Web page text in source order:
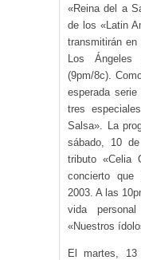
«Reina del a
de los «Latin
transmitirán
Los
(9pm/8c).
esperada serie
tres
Salsa». La
sábado, 10
tributo «Celia
concierto
2003. A las
vida
«Nuestros
El martes,